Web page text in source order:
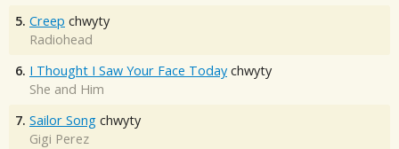
5. Creep chwyty
Radiohead
6. I Thought I Saw Your Face Today chwyty
She and Him
7. Sailor Song chwyty
Gigi Perez